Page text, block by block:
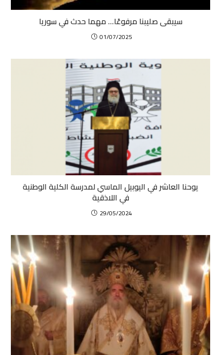
سيبقى صليبنا مرفوعًا… مهما حدث في سوريا
01/07/2025
يوحنا العاشر في اليوبيل الماسي لمدرسة الكلية الوطنية
في اللاذقية
29/05/2024